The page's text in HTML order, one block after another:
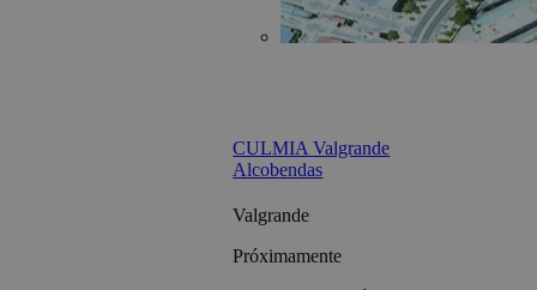
CULMIA Valgrande
Alcobendas
Valgrande
Próximamente